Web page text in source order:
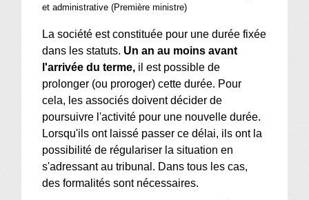
et administrative (Première ministre)
La société est constituée pour une durée fixée
dans les statuts. Un an au moins avant
l'arrivée du terme, il est possible de
prolonger (ou proroger) cette durée. Pour
cela, les associés doivent décider de
poursuivre l'activité pour une nouvelle durée.
Lorsqu'ils ont laissé passer ce délai, ils ont la
possibilité de régulariser la situation en
s'adressant au tribunal. Dans tous les cas,
des formalités sont nécessaires.